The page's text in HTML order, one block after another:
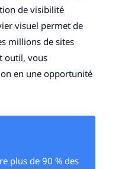
de visibilité
visuel permet de
millions de sites
outil, vous
en une opportunité
plus de 90 % des